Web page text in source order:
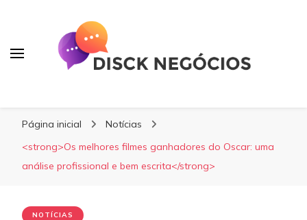
Página inicial
Notícias
<strong>Os melhores filmes ganhadores do Oscar: uma
análise profissional e bem escrita</strong>
NOTÍCIAS